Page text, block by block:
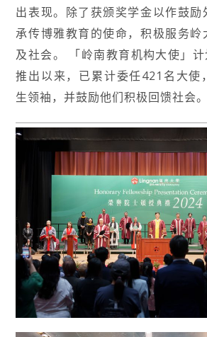
出表现。除了获颁奖学金以作鼓励
承传博雅教育的使命，积极服务岭
及社会。 「岭南教育机构大使」
推出以来，已累计委任421名大使
生领袖，并鼓励他们积极回馈社会。